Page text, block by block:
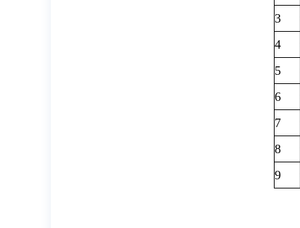
3
4
5
6
7
8
9